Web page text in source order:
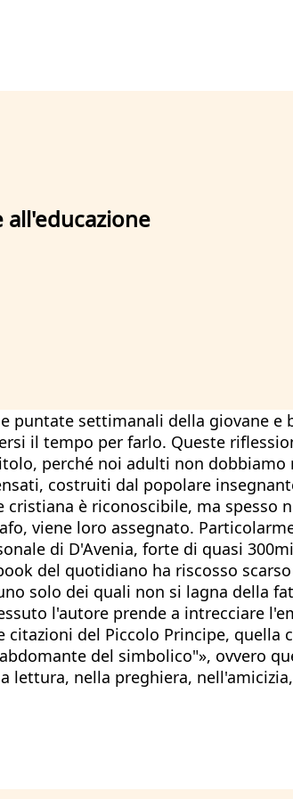
settimanali della giovane e
il tempo per farlo. Queste
perché noi adulti non dobbiamo
costruiti dal popolare
è riconoscibile, ma spesso
viene loro assegnato.
di D'Avenia, forte di quasi
del quotidiano ha riscosso
solo dei quali non si lagna della
l'autore prende a intrecciare
del Piccolo Principe, quella
del simbolico"», ovvero
lettura, nella preghiera,